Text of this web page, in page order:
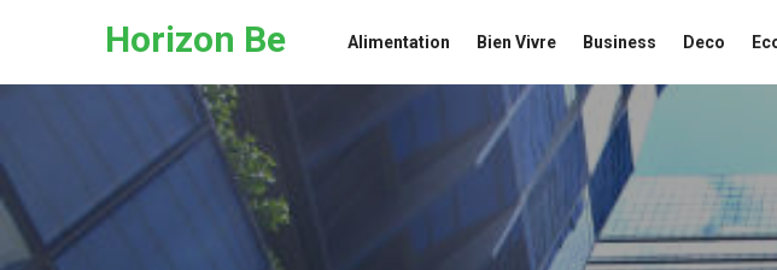
Horizon Be Alimentation Bien Vivre Business Deco